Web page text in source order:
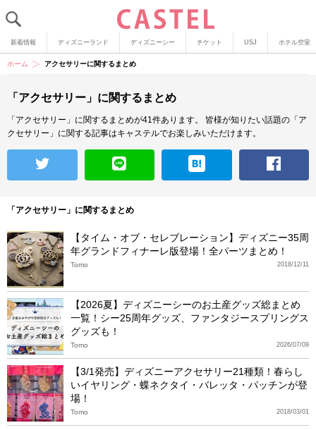
新着情報 ディズニーランド ディズニーシー チケット USJ ホテル空室
ホーム アクセサリーに関するまとめ
「アクセサリー」に関するまとめ
「アクセサリー」に関するまとめが41件あります。
皆様が知りたい話題の「ア
クセサリー」に関する記事はキャステルでお楽しみいただけます。
「アクセサリー」に関するまとめ
【タイム・オブ・セレブレーション】ディズニー35周
年グランドフィナーレ版登場！全パーツまとめ！
2018/12/11
Tomo
【2026夏】ディズニーシーのお土産グッズ総まとめ
一覧！シー25周年グッズ、ファンタジースプリングス
グッズも！
2026/07/09
Tomo
【3/1発売】ディズニーアクセサリー21種類！春らし
いイヤリング・蝶ネクタイ・バレッタ・パッチンが登
場！
2018/03/01
Tomo